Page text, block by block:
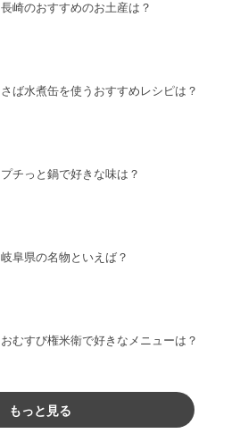
長崎のおすすめのお土産は？
さば水煮缶を使うおすすめレシピは？
プチっと鍋で好きな味は？
岐阜県の名物といえば？
おむすび権米衛で好きなメニューは？
もっと見る